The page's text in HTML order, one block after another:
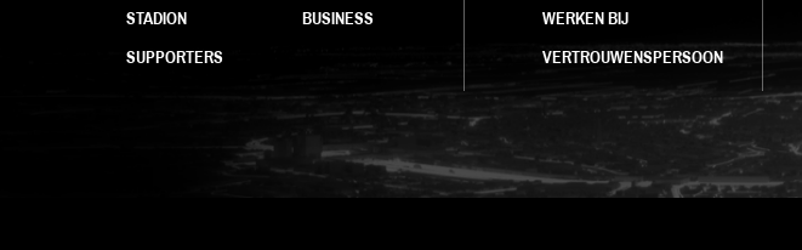
STADION
SUPPORTERS
BUSINESS
WERKEN BIJ
VERTROUWENSPERSOON